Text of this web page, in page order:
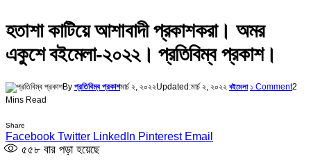
হতাশা কাটিয়ে আশাবাদী প্রকাশকরা। অমর
একুশে বইমেলা-২০২২। প্রতিবিম্ব প্রকাশ।
By প্রতিবিম্ব প্রকাশমার্চ ২, ২০২২Updated:মার্চ ২, ২০২২ বইমেলা ১ Comment2
Mins Read
Share
Facebook Twitter LinkedIn Pinterest Email
৫৫৮ বার পড়া হয়েছে